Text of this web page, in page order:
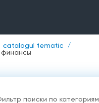
catalogul tematic
поиски по категориям